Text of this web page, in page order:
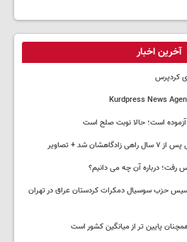
آخرین اخبار
Kurdpress News
آزموده است؛ حالا نوبت صلح است
شد + تصاویر
درباره آن چه می دانیم؟
حزب سوسیال دمکرات کردستان عراق در تهران
پایین تر از میانگین کشور است